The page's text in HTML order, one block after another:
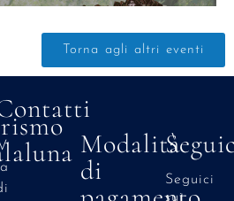
Torna agli altri eventi
Modalità
di
Seguici
sui